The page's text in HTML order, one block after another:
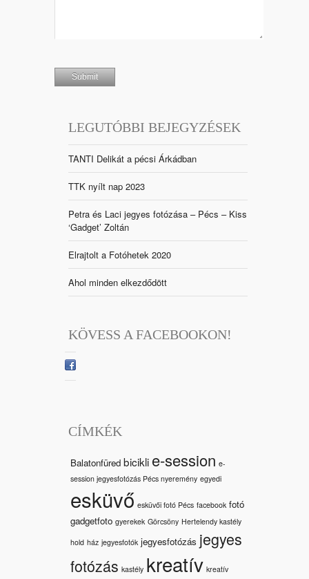
LEGUTÓBBI BEJEGYZÉSEK
TANTI Delikát a pécsi Árkádban
TTK nyílt nap 2023
Petra és Laci jegyes fotózása – Pécs – Kiss
‘Gadget’ Zoltán
Elrajtolt a Fotóhetek 2020
Ahol minden elkezdődött
KÖVESS A FACEBOOKON!
CÍMKÉK
Balatonfüred bicikli e-session e-
session jegyesfotózás Pécs nyeremény egyedi
esküvő esküvői fotó Pécs facebook fotó
gadgetfoto gyerekek Görcsöny Hertelendy kastély
hold ház jegyesfotók jegyesfotózás jegyes
fotózás kastély kreatív kreatív